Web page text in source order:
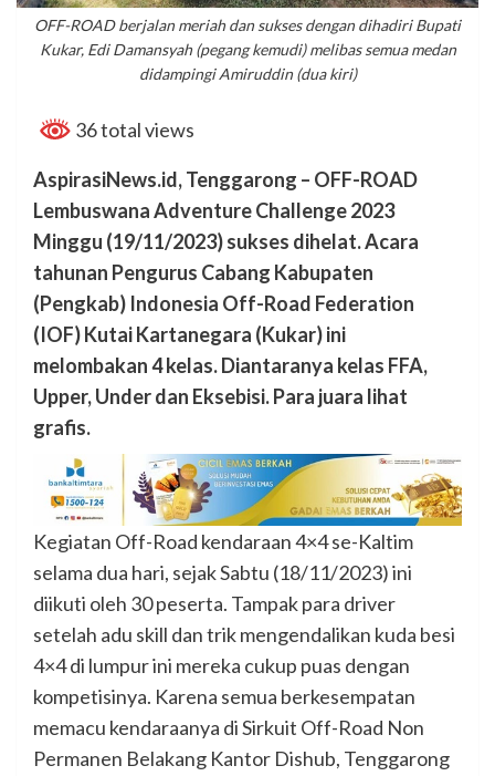
OFF-ROAD berjalan meriah dan sukses dengan dihadiri Bupati
Kukar, Edi Damansyah (pegang kemudi) melibas semua medan
didampingi Amiruddin (dua kiri)
36 total views
AspirasiNews.id, Tenggarong – OFF-ROAD
Lembuswana Adventure Challenge 2023
Minggu (19/11/2023) sukses dihelat. Acara
tahunan Pengurus Cabang Kabupaten
(Pengkab) Indonesia Off-Road Federation
(IOF) Kutai Kartanegara (Kukar) ini
melombakan 4 kelas. Diantaranya kelas FFA,
Upper, Under dan Eksebisi. Para juara lihat
grafis.
Kegiatan Off-Road kendaraan 4×4 se-Kaltim
selama dua hari, sejak Sabtu (18/11/2023) ini
diikuti oleh 30 peserta. Tampak para driver
setelah adu skill dan trik mengendalikan kuda besi
4×4 di lumpur ini mereka cukup puas dengan
kompetisinya. Karena semua berkesempatan
memacu kendaraanya di Sirkuit Off-Road Non
Permanen Belakang Kantor Dishub, Tenggarong